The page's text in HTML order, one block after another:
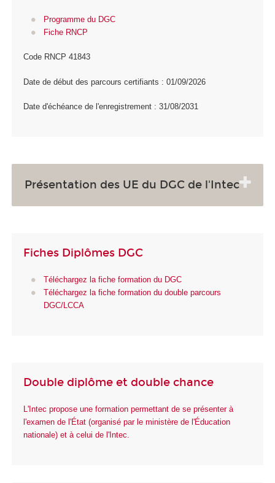
Programme du DGC
Fiche RNCP
Code RNCP 41843
Date de début des parcours certifiants : 01/09/2026
Date d'échéance de l'enregistrement : 31/08/2031
Présentation des UE du DGC de l'Intec
Fiches Diplômes DGC
Téléchargez la fiche formation du DGC
Téléchargez la fiche formation du double parcours
DGC/LCCA
Double diplôme et double chance
L'Intec propose une formation permettant de se présenter à
l'examen de l'État (organisé par le ministère de l'Éducation
nationale) et à celui de l'Intec.